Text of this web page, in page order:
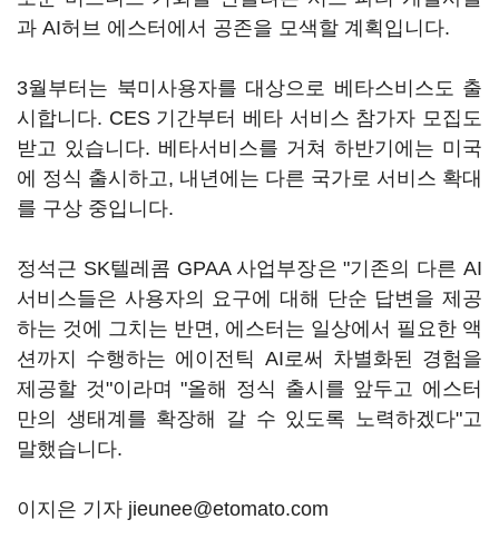
과 AI허브 에스터에서 공존을 모색할 계획입니다.
3월부터는 북미사용자를 대상으로 베타스비스도 출
시합니다. CES 기간부터 베타 서비스 참가자 모집도
받고 있습니다. 베타서비스를 거쳐 하반기에는 미국
에 정식 출시하고, 내년에는 다른 국가로 서비스 확대
를 구상 중입니다.
정석근 SK텔레콤 GPAA 사업부장은 "기존의 다른 AI
서비스들은 사용자의 요구에 대해 단순 답변을 제공
하는 것에 그치는 반면, 에스터는 일상에서 필요한 액
션까지 수행하는 에이전틱 AI로써 차별화된 경험을
제공할 것"이라며 "올해 정식 출시를 앞두고 에스터
만의 생태계를 확장해 갈 수 있도록 노력하겠다"고
말했습니다.
이지은 기자 jieunee@etomato.com